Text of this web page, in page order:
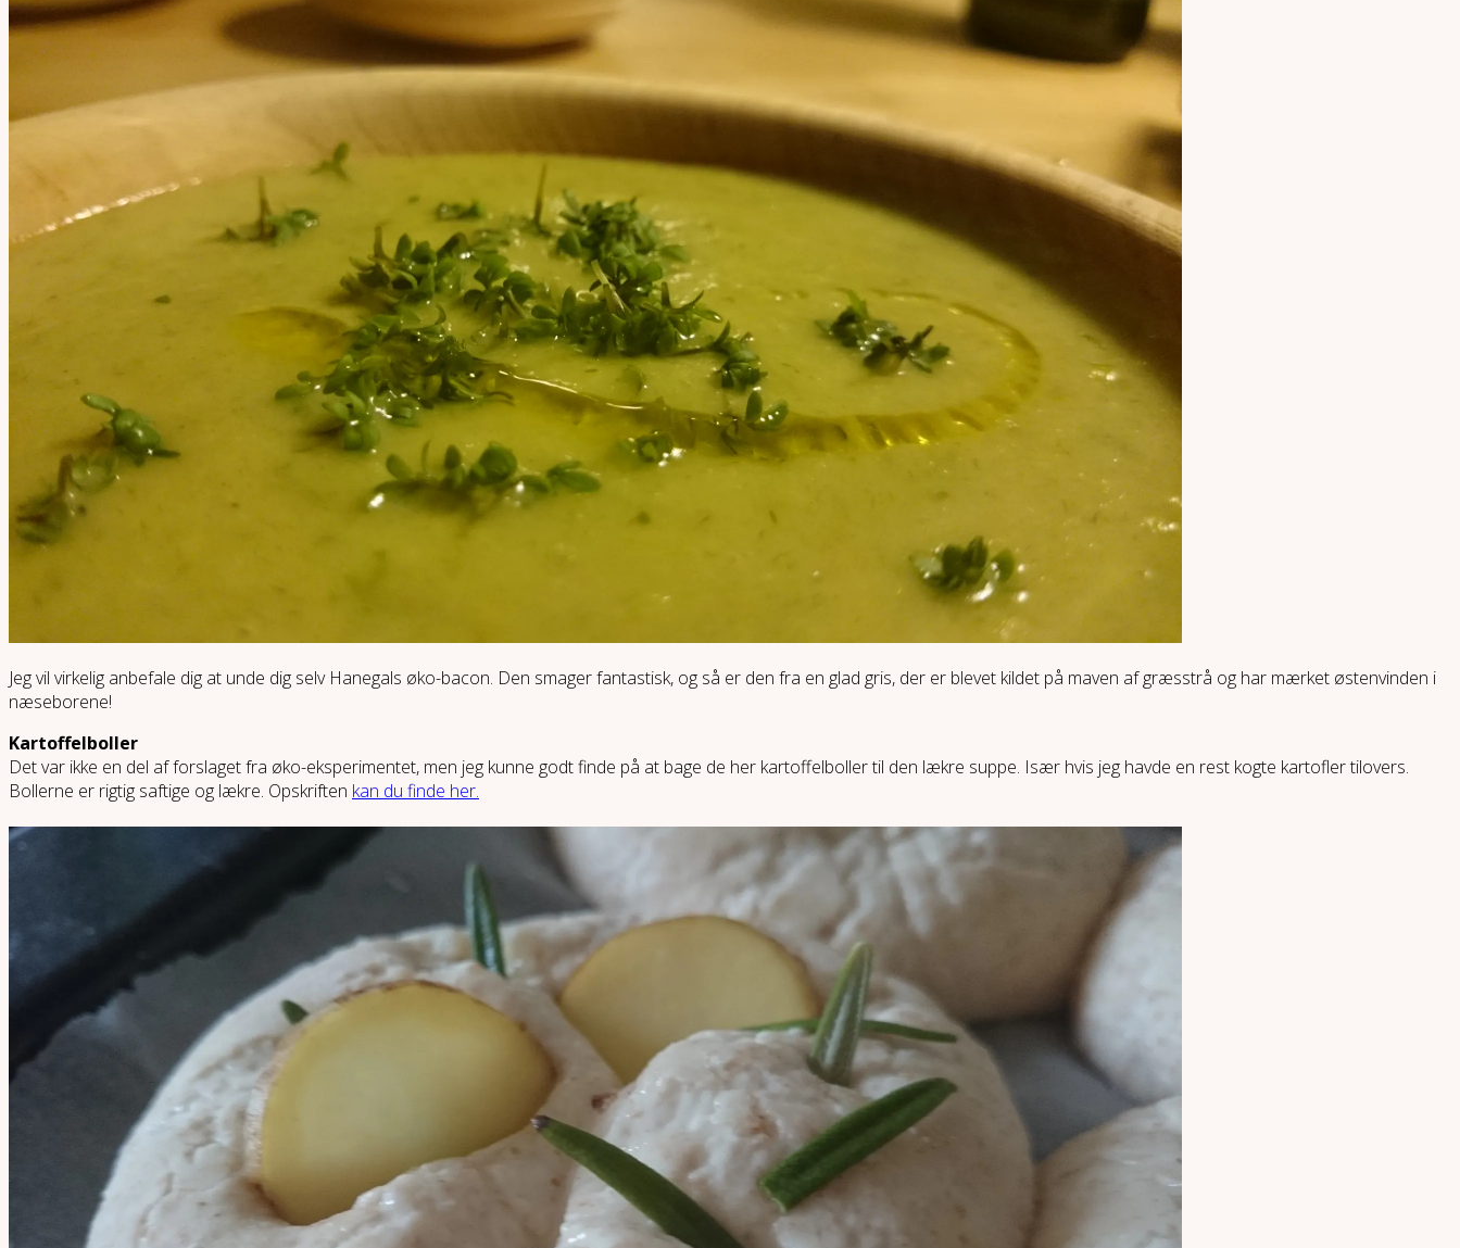
Jeg vil virkelig anbefale dig at unde dig selv Hanegals øko-bacon. Den smager fantastisk, og så er den fra en glad gris, der er blevet kildet på maven af græsstrå og har mærket østenvinden i
næseborene!
Kartoffelboller
Det var ikke en del af forslaget fra øko-eksperimentet, men jeg kunne godt finde på at bage de her kartoffelboller til den lækre suppe. Især hvis jeg havde en rest kogte kartofler tilovers.
Bollerne er rigtig saftige og lækre. Opskriften kan du finde her.